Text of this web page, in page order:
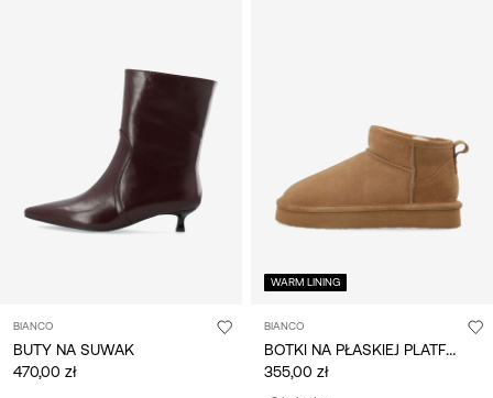
BIANCO
BUTY NA SUWAK
470,00 zł
WARM LINING
BIANCO
BOTKI NA PŁASKIEJ PLATFORMIE
355,00 zł